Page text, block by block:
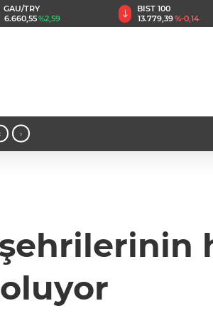
GAU/TRY
6.660,55%2,59
BIST 100
13.779,39%-0,14
›
oluyor